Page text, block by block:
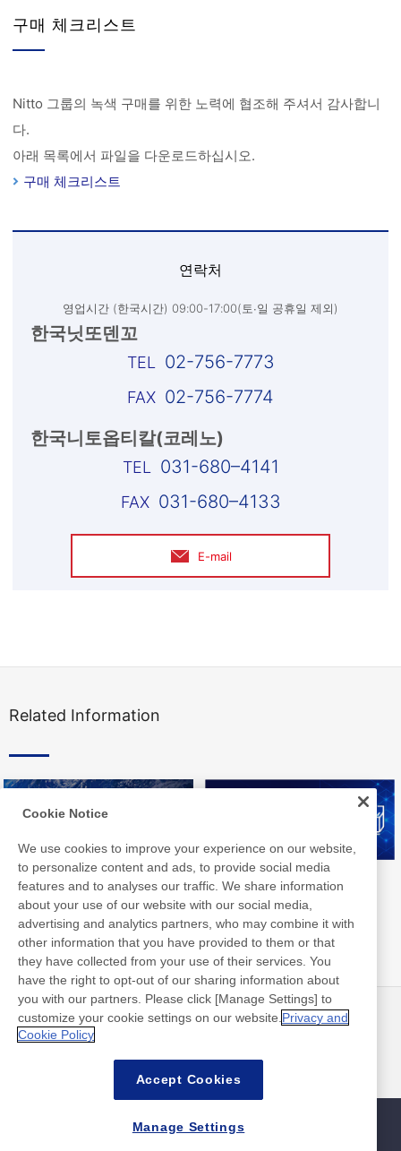
구매 체크리스트
Nitto 그룹의 녹색 구매를 위한 노력에 협조해 주셔서 감사합니
다.
아래 목록에서 파일을 다운로드하십시오.
구매 체크리스트
연락처
영업시간 (한국시간) 09:00-17:00(토∙일 공휴일 제외)
한국닛또덴꼬
02-756-7773
02-756-7774
한국니토옵티칼(코레노)
031-680–4141
031-680–4133
E-mail
Related Information
Nitto Group Integrated Report Nitto Library
뉴스
연락처
FAQ
사이트 정책
Cookie Notice
We use cookies to improve your experience on our website,
to personalize content and ads, to provide social media
features and to analyses our traffic. We share information
about your use of our website with our social media,
advertising and analytics partners, who may combine it with
other information that you have provided to them or that
they have collected from your use of their services. You
have the right to opt-out of our sharing information about
you with our partners. Please click [Manage Settings] to
customize your cookie settings on our website. Privacy and
Cookie Policy
Accept Cookies
Manage Settings